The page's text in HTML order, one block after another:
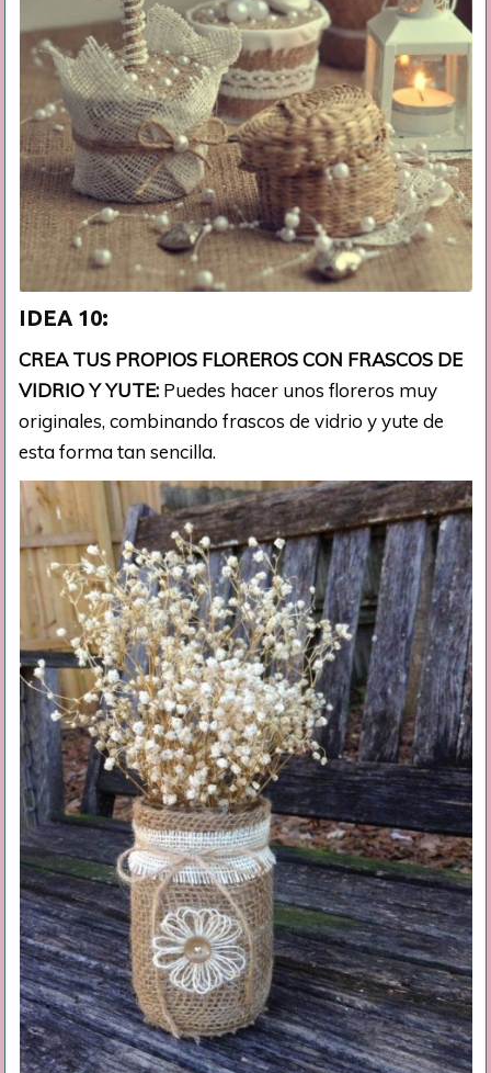
IDEA 10:
CREA TUS PROPIOS FLOREROS CON FRASCOS DE
VIDRIO Y YUTE: Puedes hacer unos floreros muy
originales, combinando frascos de vidrio y yute de
esta forma tan sencilla.